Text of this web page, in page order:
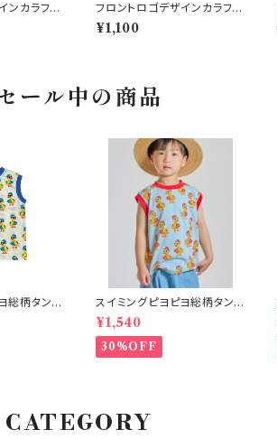
ンカラフル
フロントロゴデザインカラフル
タイツ オレンジ
¥1,100
ール中の商品
総柄タンク
スイミングピヨピヨ総柄タンク
トップ サックス
¥1,540
30%OFF
CATEGORY